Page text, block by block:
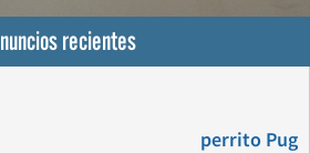
recientes
perrito Pug